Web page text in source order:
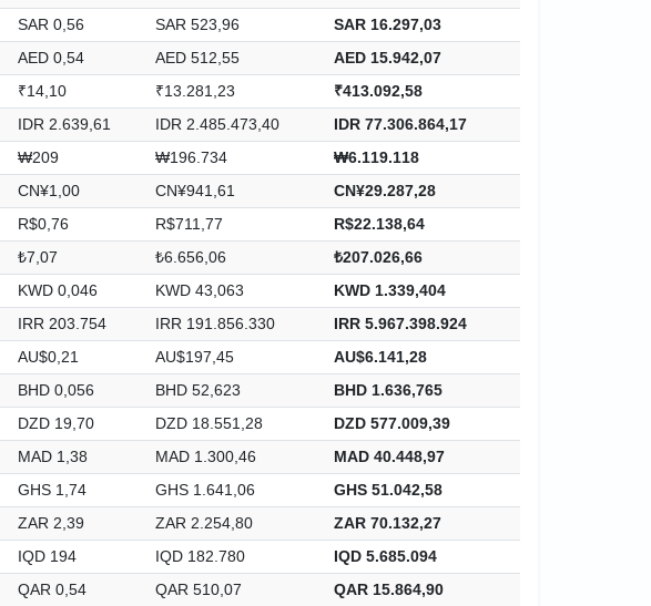
SAR 0,56 SAR 523,96
SAR 16.297,03
AED 0,54 AED 512,55
AED 15.942,07
₹14,10 ₹13.281,23
₹413.092,58
IDR 2.639,61 IDR 2.485.473,40
IDR 77.306.864,17
₩209 ₩196.734
₩6.119.118
CN¥1,00 CN¥941,61
CN¥29.287,28
R$0,76 R$711,77
R$22.138,64
₺7,07 ₺6.656,06
₺207.026,66
KWD 0,046 KWD 43,063
KWD 1.339,404
IRR 203.754 IRR 191.856.330
IRR 5.967.398.924
AU$0,21 AU$197,45
AU$6.141,28
BHD 0,056 BHD 52,623
BHD 1.636,765
DZD 19,70 DZD 18.551,28
DZD 577.009,39
MAD 1,38 MAD 1.300,46
MAD 40.448,97
GHS 1,74 GHS 1.641,06
GHS 51.042,58
ZAR 2,39 ZAR 2.254,80
ZAR 70.132,27
IQD 194 IQD 182.780
IQD 5.685.094
QAR 0,54 QAR 510,07
QAR 15.864,90